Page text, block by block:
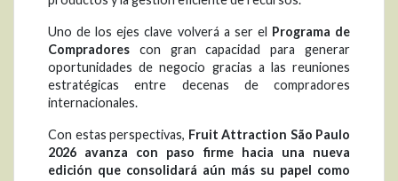
Uno de los ejes clave volverá a ser el Programa de
Compradores con gran capacidad para generar
oportunidades de negocio gracias a las reuniones
estratégicas entre decenas de compradores
internacionales.
Con estas perspectivas, Fruit Attraction São Paulo
2026 avanza con paso firme hacia una nueva
edición que consolidará aún más su papel como